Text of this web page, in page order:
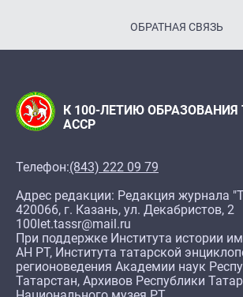
ОБРАТНАЯ СВЯЗЬ
К 100-ЛЕТИЮ ОБРАЗОВАНИЯ
АССР
Телефон:(843) 222 09 79
Адрес редакции: Редакция журнала
420066, г. Казань, ул. Декабристов, 2
100let.tassr@mail.ru
При поддержке Института истории
АН РТ, Института татарской
регионоведения Академии наук
Татарстан, Архивов Республики